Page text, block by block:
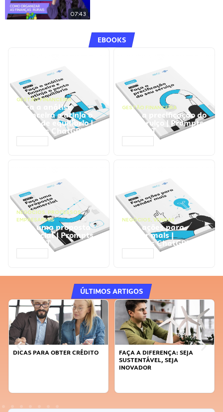
07:43
EBOOKS
GESTÃO FINANCEIRA
Faça a análise
financeira e atinja o
ponto de equilíbrio |
Prompts ChatGPT
GESTÃO FINANCEIRA
Faça a precificação do
seu serviço | Prompts
ChatGPT
NEGÓCIOS, PROCESSOS
EMPRESARIAIS
Faça uma proposta
comercial | Prompts
ChatGPT
NEGÓCIOS, VENDAS
Faça ações para
vender mais |
Prompts ChatGPT
ÚLTIMOS ARTIGOS
DICAS PARA OBTER CRÉDITO
FAÇA A DIFERENÇA: SEJA
SUSTENTÁVEL, SEJA
INOVADOR